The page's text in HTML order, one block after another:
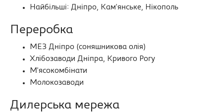
Найбільші: Дніпро, Кам'янське, Нікополь
Переробка
МЕЗ Дніпро (соняшникова олія)
Хлібозаводи Дніпра, Кривого Рогу
М'ясокомбінати
Молокозаводи
Дилерська мережа